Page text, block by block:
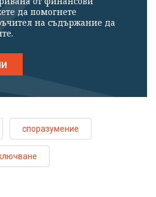
да помогнете
на съдържание да
споразумение